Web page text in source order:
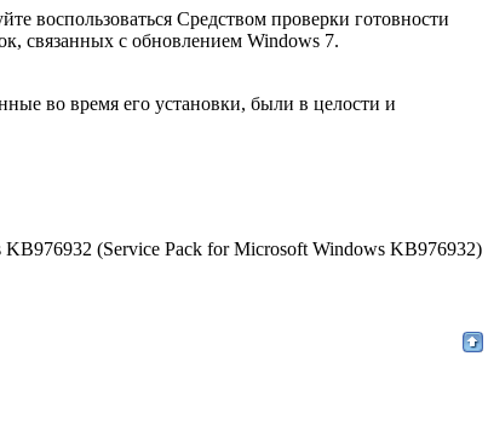
воспользоваться Средством проверки готовности
связанных с обновлением Windows 7.
во время его установки, были в целости и
(Service Pack for Microsoft Windows KB976932)